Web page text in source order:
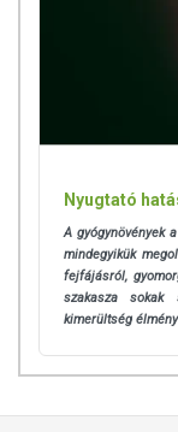
Nyugtató
A gyógynövények
mindegyikük
fejfájásról,
szakasza sokak
kimerültség